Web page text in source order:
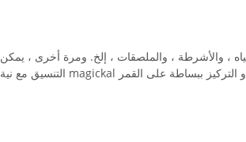
، والأشرطة ، والملصقات ، إلخ. ومرة ​​أخرى ، يمكن